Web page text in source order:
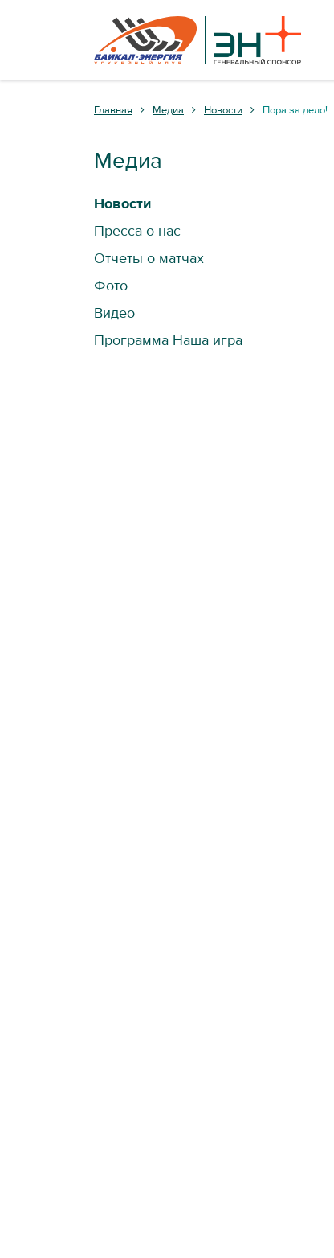
Главная Медиа Новости Пора за дело!
Медиа
Новости
Пресса о нас
Отчеты о матчах
Фото
Видео
Программа Наша игра